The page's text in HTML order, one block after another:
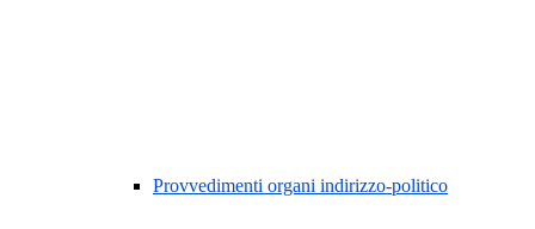
Provvedimenti organi indirizzo-politico